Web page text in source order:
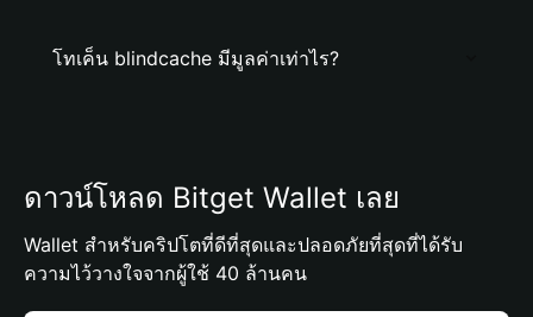
โทเค็น blindcache มีมูลค่าเท่าไร?
ดาวน์โหลด Bitget Wallet เลย
Wallet สำหรับคริปโตที่ดีที่สุดและปลอดภัยที่สุดที่ได้รับ
ความไว้วางใจจากผู้ใช้ 40 ล้านคน